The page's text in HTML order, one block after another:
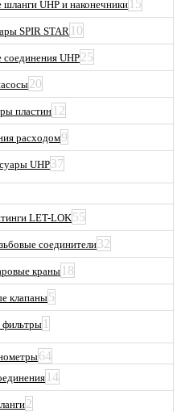
UHP и наконечники 15
SPIR STAR 10
UHP25
20
пластин 12
расходом9
UHP37
LET-LOK55
соединители32
краны 18
клапаны5
фильтры 1
64
14
2